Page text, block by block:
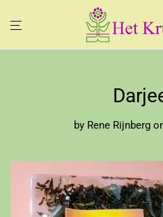
by Rene Rijnberg